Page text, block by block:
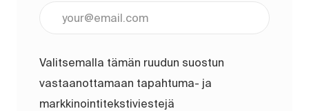
Valitsemalla tämän ruudun suostun
vastaanottamaan tapahtuma- ja
markkinointitekstiviestejä